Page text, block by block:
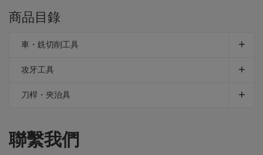
商品目錄
車・銑切削工具
攻牙工具
刀桿・夾治具
聯繫我們